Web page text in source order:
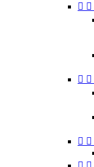
 
 
 